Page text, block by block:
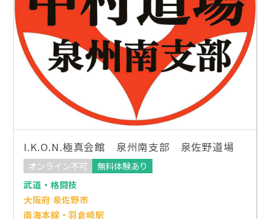
I.K.O.N.極真会館 泉州南支部 泉佐野道場
オンライン不可
無料体験あり
武道・格闘技
大阪府 泉佐野市
南海本線・羽倉崎駅